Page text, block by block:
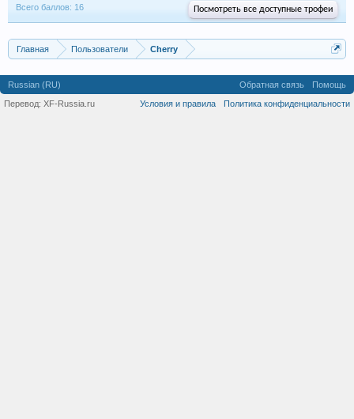
Всего баллов: 16 Посмотреть все доступные трофеи
Главная Пользователи Cherry
Russian (RU) Обратная связь
Помощь
Условия и правила
Политика конфиденциальности
Перевод: XF-Russia.ru